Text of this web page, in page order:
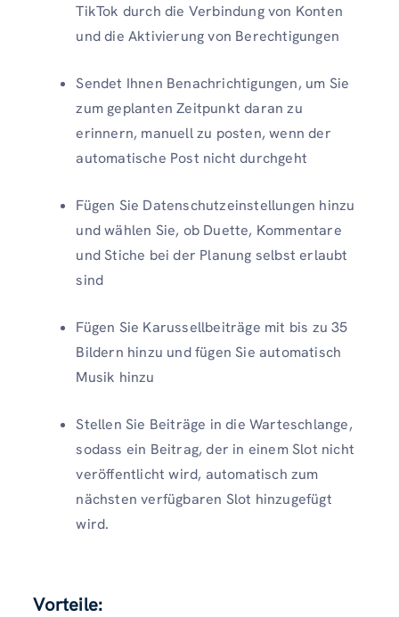
TikTok durch die Verbindung von Konten
und die Aktivierung von Berechtigungen
Sendet Ihnen Benachrichtigungen, um Sie
zum geplanten Zeitpunkt daran zu
erinnern, manuell zu posten, wenn der
automatische Post nicht durchgeht
Fügen Sie Datenschutzeinstellungen hinzu
und wählen Sie, ob Duette, Kommentare
und Stiche bei der Planung selbst erlaubt
sind
Fügen Sie Karussellbeiträge mit bis zu 35
Bildern hinzu und fügen Sie automatisch
Musik hinzu
Stellen Sie Beiträge in die Warteschlange,
sodass ein Beitrag, der in einem Slot nicht
veröffentlicht wird, automatisch zum
nächsten verfügbaren Slot hinzugefügt
wird.
Vorteile: